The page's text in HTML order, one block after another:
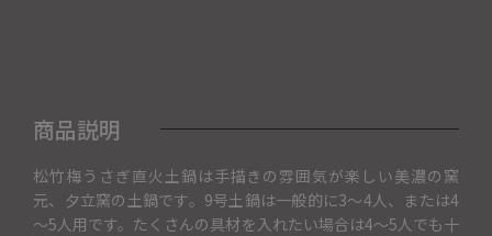
商品説明
松竹梅うさぎ直火土鍋は手描きの雰囲気が楽しい美濃の窯
元、夕立窯の土鍋です。9号土鍋は一般的に3～4人、または4
～5人用です。たくさんの具材を入れたい場合は4～5人でも十